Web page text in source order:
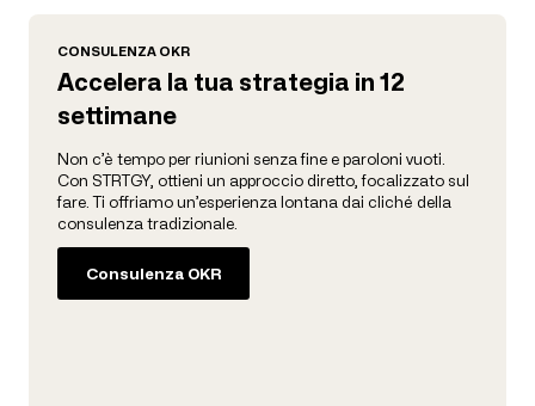
CONSULENZA OKR
Accelera la tua strategia in 12
settimane
Non c’è tempo per riunioni senza fine e paroloni vuoti.
Con STRTGY, ottieni un approccio diretto, focalizzato sul
fare. Ti offriamo un’esperienza lontana dai cliché della
consulenza tradizionale.
Consulenza OKR